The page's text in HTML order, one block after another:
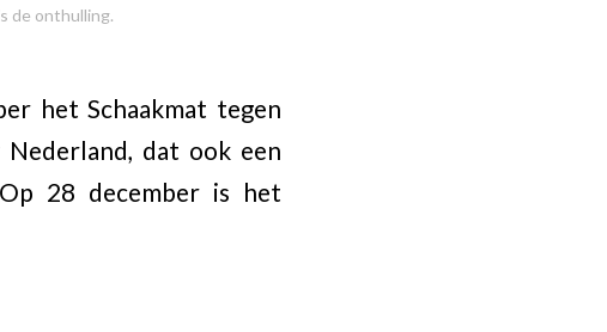
de onthulling.
het Schaakmat tegen
dat ook een
28 december is het